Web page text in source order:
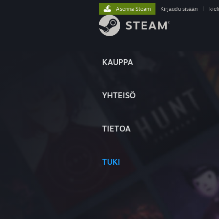
KAUPPA
YHTEISÖ
TIETOA
TUKI
Asenna Steam Kirjaudu sisään kieli